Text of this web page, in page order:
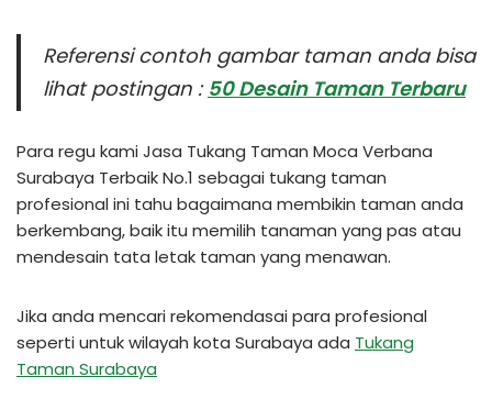
Referensi contoh gambar taman anda bisa
lihat postingan : 50 Desain Taman Terbaru
Para regu kami Jasa Tukang Taman Moca Verbana
Surabaya Terbaik No.1 sebagai tukang taman
profesional ini tahu bagaimana membikin taman anda
berkembang, baik itu memilih tanaman yang pas atau
mendesain tata letak taman yang menawan.
Jika anda mencari rekomendasai para profesional
seperti untuk wilayah kota Surabaya ada Tukang
Taman Surabaya